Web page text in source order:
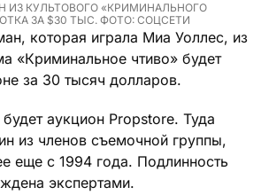
КУЛЬТОВОГО «КРИМИНАЛЬНОГО
ЗА $30 ТЫС. ФОТО: СОЦСЕТИ
которая играла Миа Уоллес, из
«Криминальное чтиво» будет
за 30 тысяч долларов.
аукцион Propstore. Туда
из членов съемочной группы,
еще с 1994 года. Подлинность
экспертами.